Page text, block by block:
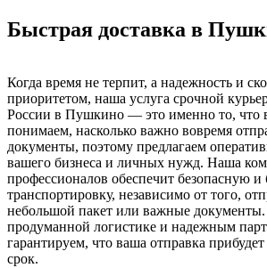
Быстрая доставка в
Когда время не терпит, а надежность и
приоритетом, наша услуга срочной
России в Пушкино — это именно то,
понимаем, насколько важно вовремя
документы, поэтому предлагаем
вашего бизнеса и личных нужд. Наша
профессионалов обеспечит безопасную
транспортировку, независимо от того,
небольшой пакет или важные документы.
продуманной логистике и надежным
гарантируем, что ваша отправка
срок.